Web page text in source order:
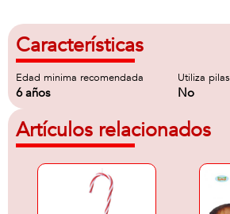
Características
Edad minima recomendada
6 años
Utiliza pilas
No
Artículos relacionados